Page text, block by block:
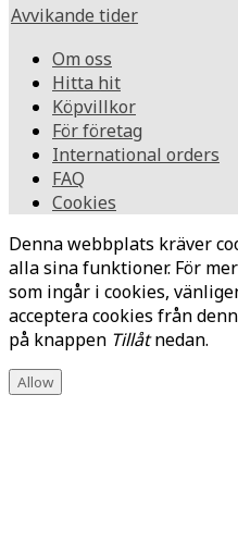
Avvikande tider
Om oss
Hitta hit
Köpvillkor
För företag
International orders
FAQ
Cookies
Denna webbplats kräver
alla sina funktioner. För
som ingår i cookies,
acceptera cookies från
på knappen Tillåtnedan.
Allow